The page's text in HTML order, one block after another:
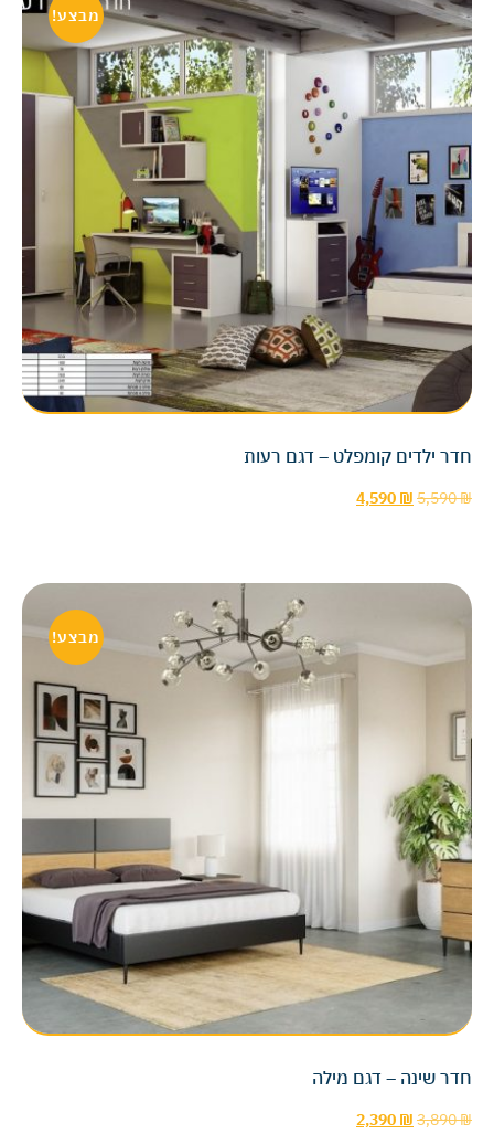
מבצע!
חדר ילדים קומפלט – דגם רעות
5,590₪
4,590 ₪
מבצע!
חדר שינה – דגם מילה
3,890₪
2,390 ₪